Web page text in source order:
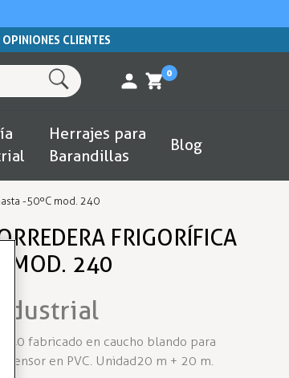
OPINIONES CLIENTES
0
Herrajes para
Barandillas
Blog
-50ºC mod. 240
FRIGORÍFICA
MOD. 240
fabricado en caucho blando para
en PVC. Unidad 20 m + 20 m.